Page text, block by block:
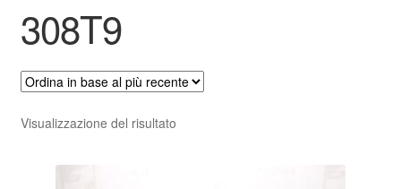
308T9
Visualizzazione del risultato